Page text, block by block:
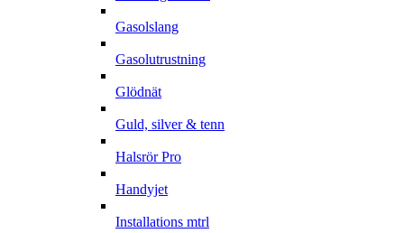
Gasolslang
Gasolutrustning
Glödnät
Guld, silver & tenn
Halsrör Pro
Handyjet
Installations mtrl